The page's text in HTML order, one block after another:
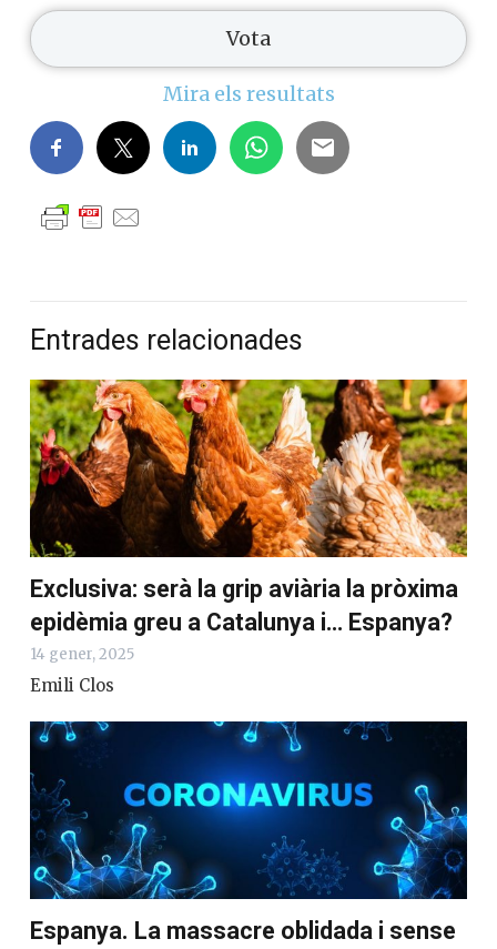
Mira els resultats
Entrades relacionades
Exclusiva: serà la grip aviària la pròxima
epidèmia greu a Catalunya i… Espanya?
14 gener, 2025
Emili Clos
Espanya. La massacre oblidada i sense